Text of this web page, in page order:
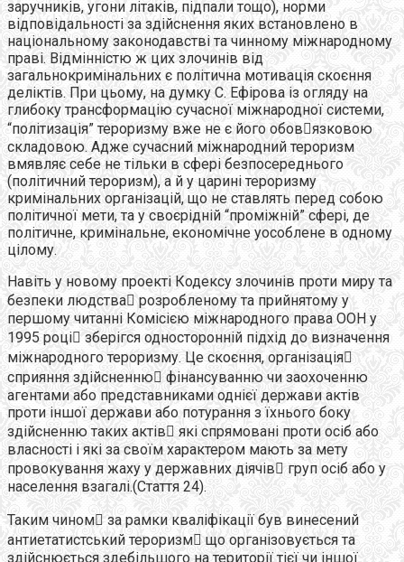
заручників, угони літаків, підпали тощо), норми
відповідальності за здійснення яких встановлено в
національному законодавстві та чинному міжнародному
праві. Відмінністю ж цих злочинів від
загальнокримінальних є політична мотивація скоєння
деліктів. При цьому, на думку С. Ефірова із огляду на
глибоку трансформацію сучасної міжнародної системи,
“політизація” тероризму вже не є його обовязковою
складовою. Адже сучасний міжнародний тероризм
вмявляє себе не тільки в сфері безпосереднього
(політичний тероризм), а й у царині тероризму
кримінальних організацій, що не ставлять перед собою
політичної мети, та у своєрідній “проміжній” сфері, де
політичне, кримінальне, економічне уособлене в одному
цілому.
Навіть у новому проекті Кодексу злочинів проти миру та
безпеки людства розробленому та прийнятому у
першому читанні Комісією міжнародного права ООН у
1995 році зберігся односторонній підхід до визначення
міжнародного тероризму. Це скоєння, організація
сприяння здійсненню фінансуванню чи заохоченню
агентами або представниками однієї держави актів
проти іншої держави або потурання з їхнього боку
здійсненню таких актів які спрямовані проти осіб або
власності і які за своїм характером мають за мету
провокування жаху у державних діячів груп осіб або у
населення взагалі.(Стаття 24).
Таким чином за рамки кваліфікації був винесений
антиетатистський тероризм що організовується та
здійснюється здебільшого на території тієї чи іншої